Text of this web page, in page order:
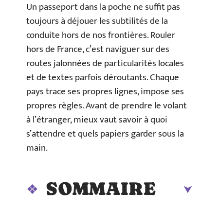
Un passeport dans la poche ne suffit pas
toujours à déjouer les subtilités de la
conduite hors de nos frontières. Rouler
hors de France, c’est naviguer sur des
routes jalonnées de particularités locales
et de textes parfois déroutants. Chaque
pays trace ses propres lignes, impose ses
propres règles. Avant de prendre le volant
à l’étranger, mieux vaut savoir à quoi
s’attendre et quels papiers garder sous la
main.
SOMMAIRE